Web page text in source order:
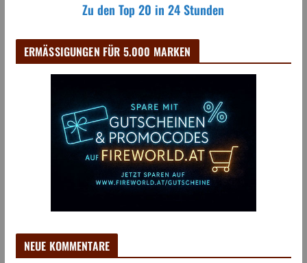
Zu den Top 20 in 24 Stunden
ERMÄSSIGUNGEN FÜR 5.000 MARKEN
NEUE KOMMENTARE